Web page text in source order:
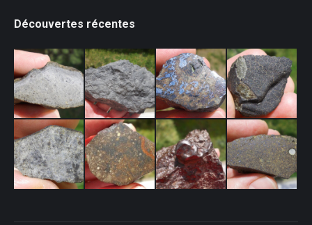
Découvertes récentes